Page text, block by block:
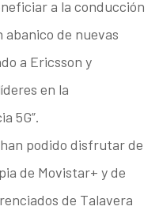
a la conducción
abanico de nuevas
a Ericsson y
en la
5G”.
podido disfrutar de
de Movistar+ y de
de Talavera